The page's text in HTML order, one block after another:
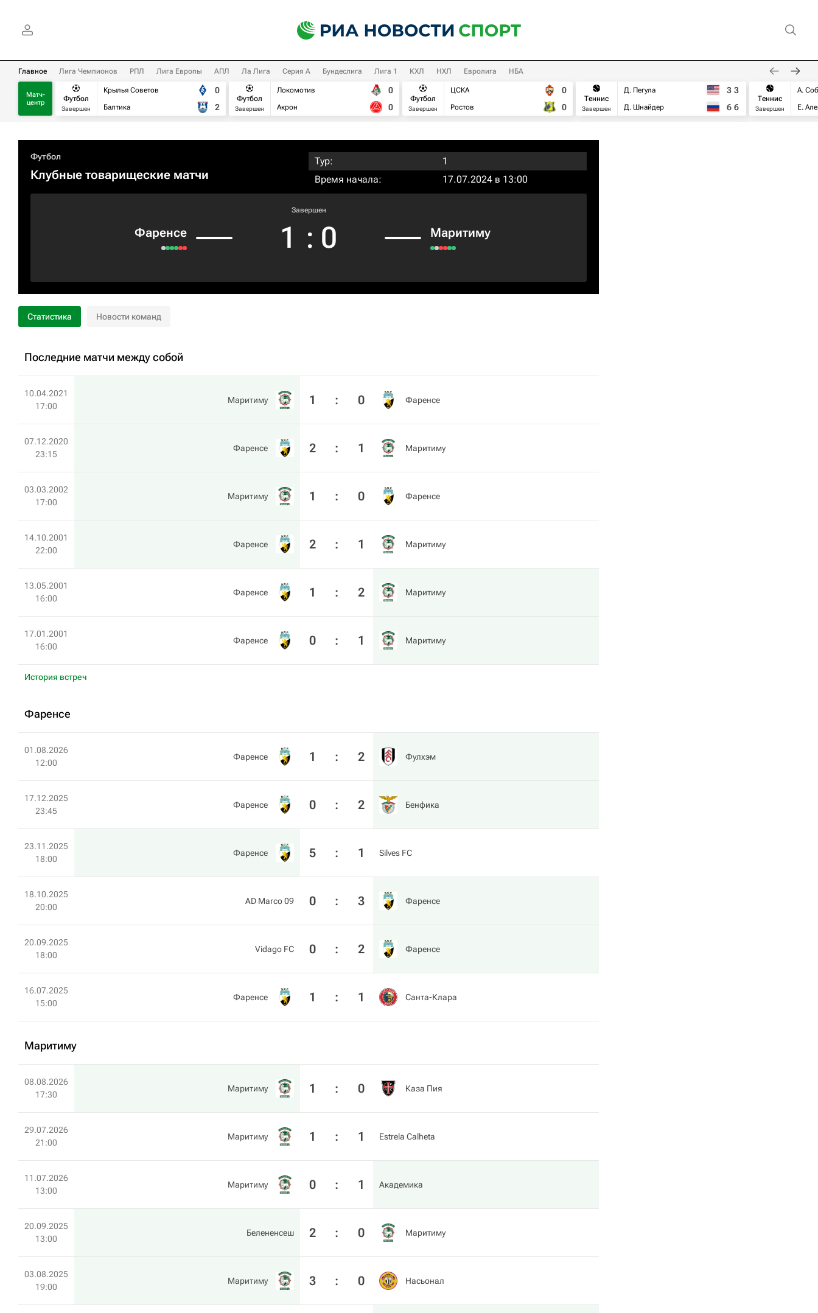
Главное Лига Чемпионов РПЛ Лига Европы АПЛ Ла Лига Серия А Бундеслига Лига 1 КХЛ НХЛ Евролига НБА
Матч-
центр
Футбол
Завершен
Крылья Советов
Балтика
0
2
Футбол
Завершен
Локомотив
Акрон
0
0
Футбол
Завершен
ЦСКА
Ростов
0
0
Теннис
Завершен
Д. Пегула
Д. Шнайдер
3 3
6 6
Теннис
Завершен
А.
Е.
Футбол
Клубные товарищеские матчи
Тур:
1
Время начала:
17.07.2024 в 13:00
Фаренсе
Завершен
1 : 0 Маритиму
Статистика Новости команд
Последние матчи между собой
10.04.2021
17:00
Маритиму 1 : 0 Фаренсе
07.12.2020
23:15
Фаренсе 2 : 1 Маритиму
03.03.2002
17:00
Маритиму 1 : 0 Фаренсе
14.10.2001
22:00
Фаренсе 2 : 1 Маритиму
13.05.2001
16:00
Фаренсе 1 : 2 Маритиму
17.01.2001
16:00
Фаренсе 0 : 1 Маритиму
История встреч
Фаренсе
01.08.2026
12:00
Фаренсе 1 : 2 Фулхэм
17.12.2025
23:45
Фаренсе 0 : 2 Бенфика
23.11.2025
18:00
Фаренсе 5 : 1 Silves FC
18.10.2025
20:00
AD Marco 09 0 : 3 Фаренсе
20.09.2025
18:00
Vidago FC 0 : 2 Фаренсе
16.07.2025
15:00
Фаренсе 1 : 1 Санта-Клара
Маритиму
08.08.2026
17:30
Маритиму 1 : 0 Каза Пия
29.07.2026
21:00
Маритиму 1 : 1 Estrela Calheta
11.07.2026
13:00
Маритиму 0 : 1 Академика
20.09.2025
13:00
Белененсеш 2 : 0 Маритиму
03.08.2025
19:00
Маритиму 3 : 0 Насьонал